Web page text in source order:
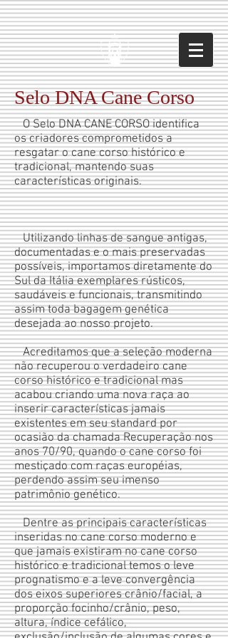
Selo DNA Cane Corso
O Selo DNA CANE CORSO identifica
os criadores comprometidos a
resgatar o cane corso histórico e
tradicional, mantendo suas
características originais.
Utilizando linhas de sangue antigas,
documentadas e o mais preservadas
possíveis, importamos diretamente do
Sul da Itália exemplares rústicos,
saudáveis e funcionais, transmitindo
assim toda bagagem genética
desejada ao nosso projeto.
Acreditamos que a seleção moderna
não recuperou o verdadeiro cane
corso histórico e tradicional mas
acabou criando uma nova raça ao
inserir características jamais
existentes em seu standard por
ocasião da chamada Recuperação nos
anos 70/90, quando o cane corso foi
mestiçado com raças européias,
perdendo assim seu imenso
patrimônio genético.
Dentre as principais características
inseridas no cane corso moderno e
que jamais existiram no cane corso
histórico e tradicional temos o leve
prognatismo e a leve convergência
dos eixos superiores crânio/facial, a
proporção focinho/crânio, peso,
altura, índice cefálico,